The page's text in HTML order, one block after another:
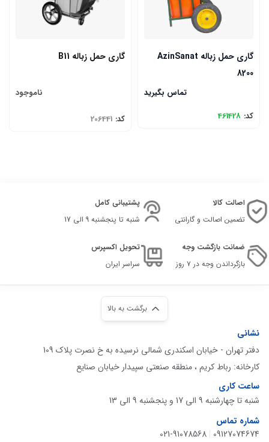
گاری حمل زباله AzinSanat
8200
تماس بگیرید
کد: 461428
گاری حمل زباله B11
ناموجود
کد: 206441
اصالت کالا
تضمین اصالت و گارانتی
پشتیبانی کامل
شنبه تا پنجشنبه 9 الی 17
ضمانت بازگشت وجه
بازگرداندن وجه در ۷ روز
تحویل اکسپرس
سراسر ایران
برگشت به بالا
نشانی
دفتر تهران - خیابان اسکندری شمالی نرسیده به خ نصرت پلاک 109
کارخانه: رباط کریم ، منطقه صنعتی سپیدار خیابان صنایع
ساعت کاری
شنبه تا چهارشنبه 9 الی 17 و پنجشنبه 9 الی 13
شماره تماس
09127074674
|
021-91078568